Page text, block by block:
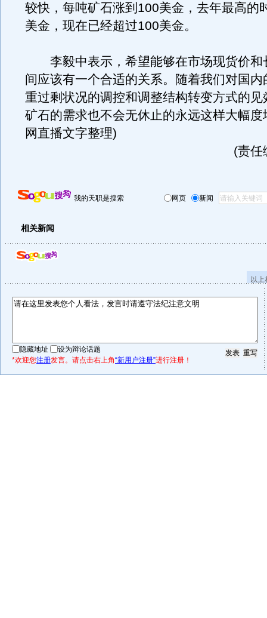
较快，每吨矿石涨到100美金，去年最高的
美金，现在已经超过100美金。
李毅中表示，希望能够在市场现货价和
间应该有一个合适的关系。随着我们对国内
重过剩状况的调控和调整结构转变方式的见
矿石的需求也不会无休止的永远这样大幅度
网直播文字整理)
(责任
我的天职是搜索 网页 新闻
相关新闻
以
隐藏地址
设为辩论话题
*欢迎您注册发言。请点击右上角“新用户注册”进行注册！